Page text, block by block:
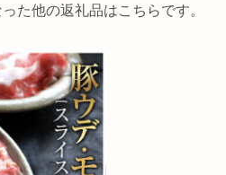
た他の返礼品はこちらです。